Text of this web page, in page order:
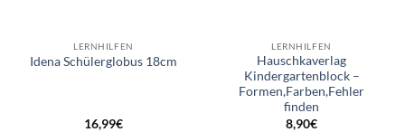
LERNHILFEN
Idena Schülerglobus 18cm
16,99€
LERNHILFEN
Hauschkaverlag
Kindergartenblock –
Formen,Farben,Fehler
finden
8,90€